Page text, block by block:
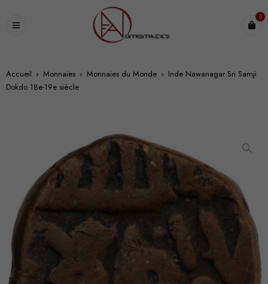
0
Accueil › Monnaies › Monnaies du Monde › Inde Nawanagar Sri Samji
Dokdo 18e-19e siècle